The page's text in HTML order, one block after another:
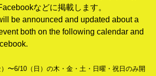
などに掲載します。
be announced and updated about a
both on the following calendar and
〜6/10（日）の木・金・土・日曜・祝日のみ開